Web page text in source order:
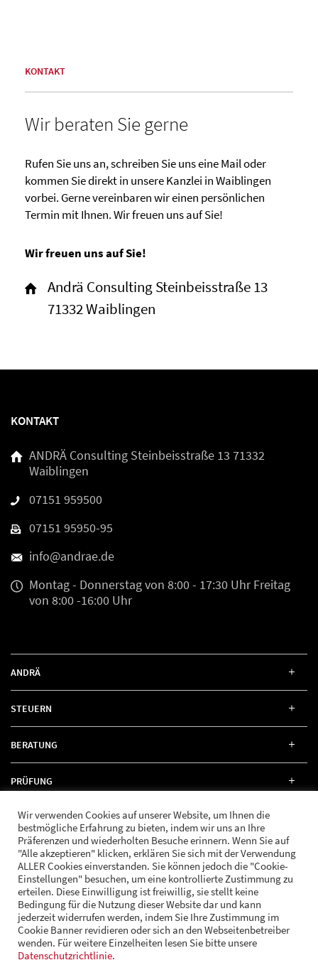
KONTAKT
Wir beraten Sie gerne
Rufen Sie uns an, schreiben Sie uns eine Mail oder
kommen Sie direkt in unsere Kanzlei in Waiblingen
vorbei. Gerne vereinbaren wir einen persönlichen
Termin mit Ihnen. Wir freuen uns auf Sie!
Wir freuen uns auf Sie!
Andrä Consulting Steinbeisstraße 13
71332 Waiblingen
KONTAKT
ANDRÄ Consulting Steinbeisstraße 13 71332
Waiblingen
07151 959500
07151 95950-95
info@andrae.de
Montag - Donnerstagvon 8:00 - 17:30 UhrFreitag
von 8:00 -16:00 Uhr
ANDRÄ
STEUERN
BERATUNG
PRÜFUNG
RECHT
FOLGE UNS
© Andrä Consulting Datenschutz
Wir verwenden Cookies auf unserer Website, um Ihnen die
bestmögliche Erfahrung zu bieten, indem wir uns an Ihre
Präferenzen und wiederholten Besuche erinnern. Wenn Sie auf
"Alle akzeptieren" klicken, erklären Sie sich mit der Verwendung
ALLER Cookies einverstanden. Sie können jedoch die "Cookie-
Einstellungen" besuchen, um eine kontrollierte Zustimmung zu
erteilen. Diese Einwilligung ist freiwillig, sie stellt keine
Bedingung für die Nutzung dieser Website dar und kann
jederzeit widerrufen werden, indem Sie Ihre Zustimmung im
Cookie Banner revidieren oder sich an den Webseitenbetreiber
wenden. Für weitere Einzelheiten lesen Sie bitte unsere
Datenschutzrichtlinie.